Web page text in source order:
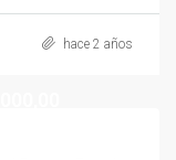
hace 2 años